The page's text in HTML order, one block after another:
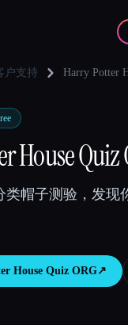
📈
户支持 Harry Potter
House Quiz
类帽子测验，发现
House Quiz ORG↗︎